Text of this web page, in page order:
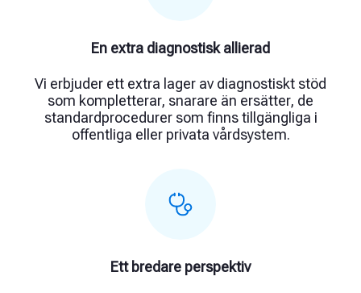
En extra diagnostisk allierad
Vi erbjuder ett extra lager av diagnostiskt stöd
som kompletterar, snarare än ersätter, de
standardprocedurer som finns tillgängliga i
offentliga eller privata vårdsystem.
Ett bredare perspektiv